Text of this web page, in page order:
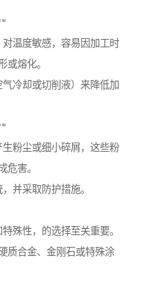
温度敏感，容易因加工时
或熔化。
冷却或切削液）来降低加
粉尘或细小碎屑，这些粉
危害。
并采取防护措施。
殊性，的选择至关重要。
质合金、金刚石或特殊涂